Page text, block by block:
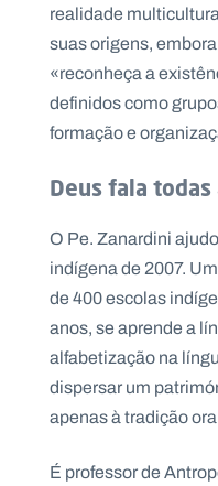
realidade
suas origens,
«reconheça a
definidos como
formação e
Deus fala
O Pe. Zanardini
indígena de 2007.
de 400 escolas
anos, se aprende a
alfabetização na
dispersar um
apenas à tradição
É professor de
A
g
n
d
a
C
o
t
a
c
t
w
l
e
tt
e